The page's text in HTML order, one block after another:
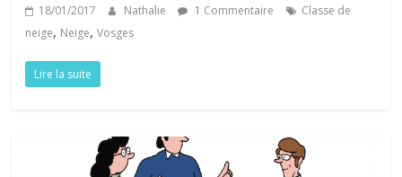
18/01/2017 Nathalie 1 Commentaire
Classe de
neige, Neige,Vosges
Lire la suite